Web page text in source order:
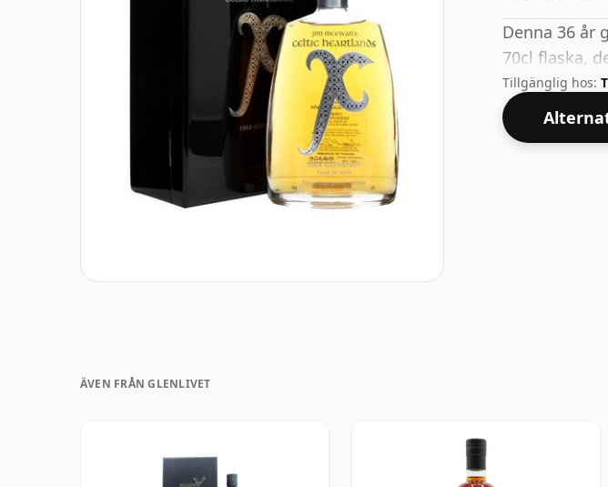
Denna 36 år
70cl flaska,
Tillgänglig hos:
ÄVEN FRÅN GLENLIVET